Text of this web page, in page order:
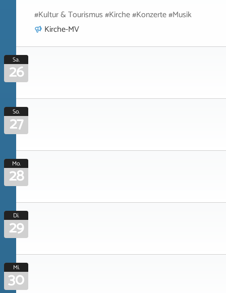
#Kultur & Tourismus #Kirche #Konzerte #Musik
Kirche-MV
Sa.
26
So.
27
Mo.
28
Di.
29
Mi.
30